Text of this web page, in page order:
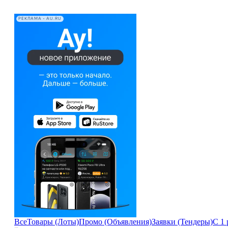
РЕКЛАМА • AU.RU
ВсеТовары (Лоты)Промо (Объявления)Заявки (Тендеры)С 1